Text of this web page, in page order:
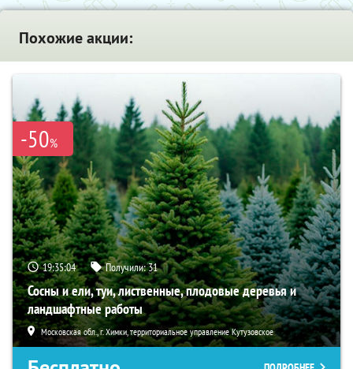
Похожие акции:
-50%
19:35:03 Получили:31
Сосны и ели, туи, лиственные, плодовые деревья и
ландшафтные работы
Московская обл., г. Химки, территориальное управление Кутузовское